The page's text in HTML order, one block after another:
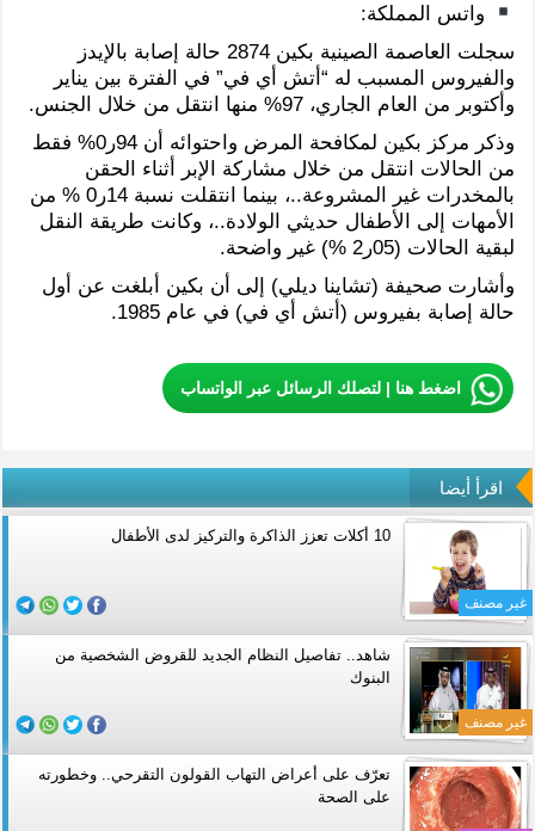
واتس المملكة:
سجلت العاصمة الصينية بكين 2874 حالة إصابة بالإيدز
والفيروس المسبب له “أتش أي في” في الفترة بين يناير
وأكتوبر من العام الجاري، 97% منها انتقل من خلال الجنس.
وذكر مركز بكين لمكافحة المرض واحتوائه أن 94ر0% فقط
من الحالات انتقل من خلال مشاركة الإبر أثناء الحقن
بالمخدرات غير المشروعة..، بينما انتقلت نسبة 14ر0 % من
الأمهات إلى الأطفال حديثي الولادة..، وكانت طريقة النقل
لبقية الحالات (05ر2 %) غير واضحة.
وأشارت صحيفة (تشاينا ديلي) إلى أن بكين أبلغت عن أول
حالة إصابة بفيروس (أتش أي في) في عام 1985.
اضغط هنا | لتصلك الرسائل عبر الواتساب
اقرأ أيضا
غير مصنف
10 أكلات تعزز الذاكرة والتركيز لدى الأطفال
غير مصنف
شاهد.. تفاصيل النظام الجديد للقروض الشخصية من
البنوك
تعرّف على أعراض التهاب القولون التقرحي.. وخطورته
على الصحة